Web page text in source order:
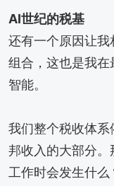
AI世纪的税基
还有一个原因让
组合，这也是我
智能。
我们整个税收体
邦收入的大部分
工作时会发生什么